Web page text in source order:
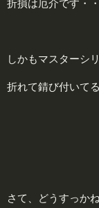
折損は厄介です・・
しかもマスターシ
折れて錆び付いて
さて、どうすっか